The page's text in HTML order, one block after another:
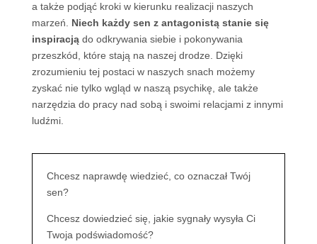
a także podjąć kroki w kierunku realizacji naszych
marzeń. Niech każdy sen z antagonistą stanie się
inspiracjądo odkrywania siebie i pokonywania
przeszkód, które stają na naszej drodze. Dzięki
zrozumieniu tej postaci w naszych snach możemy
zyskać nie tylko wgląd w naszą psychikę, ale także
narzędzia do pracy nad sobą i swoimi relacjami z innymi
ludźmi.
Chcesz naprawdę wiedzieć, co oznaczał Twój
sen?
Chcesz dowiedzieć się, jakie sygnały wysyła Ci
Twoja podświadomość?